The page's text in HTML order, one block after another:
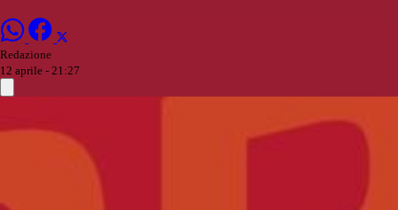
Redazione
12 aprile - 21:27